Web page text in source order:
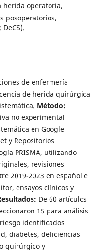
herida operatoria,
posoperatorios,
de enfermería
de herida quirúrgica
Método:
no experimental
en Google
y Repositorios
PRISMA, utilizando
revisiones
2019-2023 en español e
ensayos clínicos y
De 60 artículos
15 para análisis
identificados
diabetes, deficiencias
quirúrgico y